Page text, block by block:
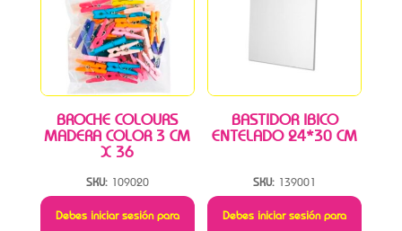
BROCHE COLOURS
MADERA COLOR 3 CM
X 36
SKU: 109020
Debes iniciar sesión para
BASTIDOR IBICO
ENTELADO 24*30 CM
SKU: 139001
Debes iniciar sesión para